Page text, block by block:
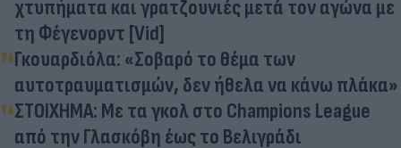
χτυπήματα και γρατζουνιές μετά τον αγώνα με
τη Φέγενορντ [Vid]
Γκουαρδιόλα: «Σοβαρό το θέμα των
αυτοτραυματισμών, δεν ήθελα να κάνω πλάκα»
ΣΤΟΙΧΗΜΑ: Με τα γκολ στο Champions League
από την Γλασκόβη έως το Βελιγράδι